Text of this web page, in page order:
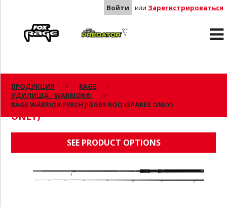
Войти или Зарегистрироваться
Predator
ПРОДУКЦИЯ
RAGE
УДИЛИЩА - WARRIOR®
RAGE WARRIOR PERCH JIGGER ROD (SPARES ONLY)
RAGE WARRIOR PERCH JIGGER ROD (SPARES
ONLY)
SEE PRODUCT OPTIONS